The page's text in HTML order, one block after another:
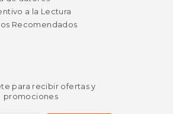
a la Lectura
Recomendados
para recibir ofertas y
promociones